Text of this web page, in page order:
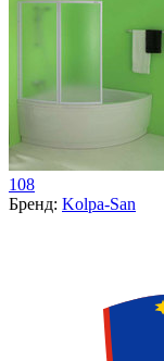
108
Бренд: Kolpa-San